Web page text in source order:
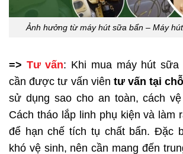
Ảnh hưởng từ máy hút sữa bẩn – Máy
=> Tư vấn: Khi mua máy hút sữa
cần được tư vấn viên tư vấn tại chỗ
sử dụng sao cho an toàn, cách
Cách tháo lắp linh phụ kiện và làm
để hạn chế tích tụ chất bẩn. Đặc
khó vệ sinh, nên cần mang đến